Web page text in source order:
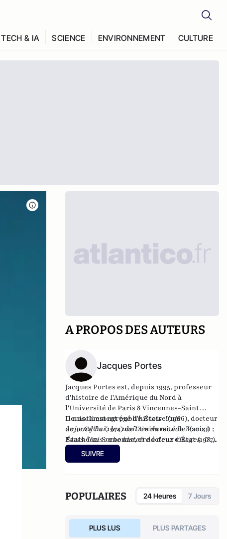
TECH & IA SCIENCE ENVIRONNEMENT CULTURE
A PROPOS DES AUTEURS
Jacques Portes
Jacques Portes est, depuis 1995, professeur
d'histoire de l'Amérique du Nord à
l'Université de Paris 8 Vincennes-Saint
Denis. Il est agrégé d'histoire (1966), docteur
de 3e Cycle (1974) de l'Université de Paris I
Panthéon-Sorbonne, et docteur d'État (1987).
Il a notamment publiéÉtats-Unis
aujourd'hui : les maîtres du monde ?(2003) ;
États-Unis : une histoire à deux visages. Une
tension créatrice américaine
SUIVRE
POPULAIRES 24 Heures 7 Jours
PLUS LUS PLUS PARTAGES